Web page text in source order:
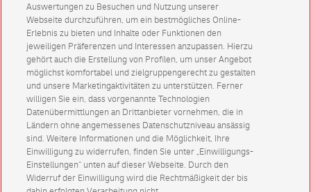
Auswertungen zu Besuchen und Nutzung unserer
Webseite durchzuführen, um ein bestmögliches Online-
Erlebnis zu bieten und Inhalte oder Funktionen den
jeweiligen Präferenzen und Interessen anzupassen. Hierzu
gehört auch die Erstellung von Profilen, um unser Angebot
möglichst komfortabel und zielgruppengerecht zu gestalten
und unsere Marketingaktivitäten zu unterstützen. Ferner
willigen Sie ein, dass vorgenannte Technologien
Datenübermittlungen an Drittanbieter vornehmen, die in
Ländern ohne angemessenes Datenschutzniveau ansässig
sind. Weitere Informationen und die Möglichkeit, Ihre
Einwilligung zu widerrufen, finden Sie unter „Einwilligungs-
Einstellungen“ unten auf dieser Webseite. Durch den
Widerruf der Einwilligung wird die Rechtmäßigkeit der bis